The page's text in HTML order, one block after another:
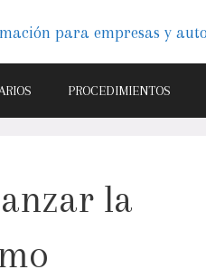
PROCEDIMIENTOS
la